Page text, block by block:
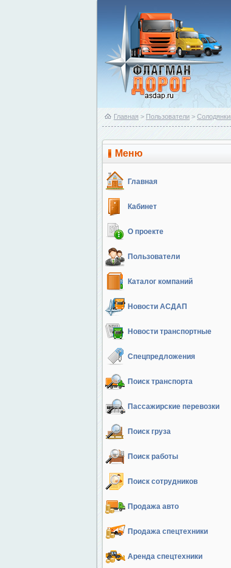
Главная > Пользователи >
Меню
Главная
Кабинет
О проекте
Пользователи
Каталог компаний
Новости АСДАП
Новости транспортные
Спецпредложения
Поиск транспорта
Пассажирские перевозки
Поиск груза
Поиск работы
Поиск сотрудников
Продажа авто
Продажа спецтехники
Аренда спецтехники